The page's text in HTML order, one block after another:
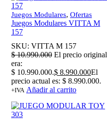
Juegos Modulares, Ofertas
Juegos Modulares VITTA M
157
SKU: VITTA M 157
$10.990.000 El precio original
era:
$ 10.990.000.$ 8.990.000El
precio actual es: $ 8.990.000.
+IVA Añadir al carrito